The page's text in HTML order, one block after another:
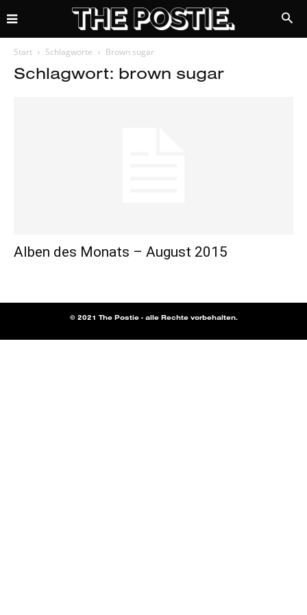
Start Schlagworte Brown sugar
Schlagwort: brown sugar
Alben des Monats – August 2015
© 2021 The Postie - alle Rechte vorbehalten.